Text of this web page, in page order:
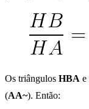
Os triângulos HBA e
(AA~). Então: